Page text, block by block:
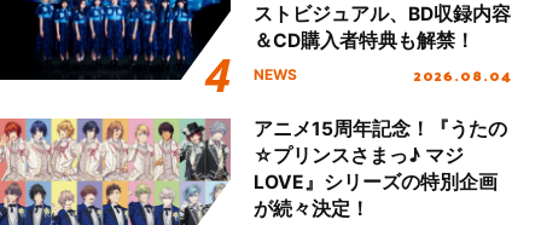
ストビジュアル、BD収録内容
＆CD購入者特典も解禁！
NEWS 2026.08.04
アニメ15周年記念！『うたの
☆プリンスさまっ♪ マジ
LOVE』シリーズの特別企画
が続々決定！